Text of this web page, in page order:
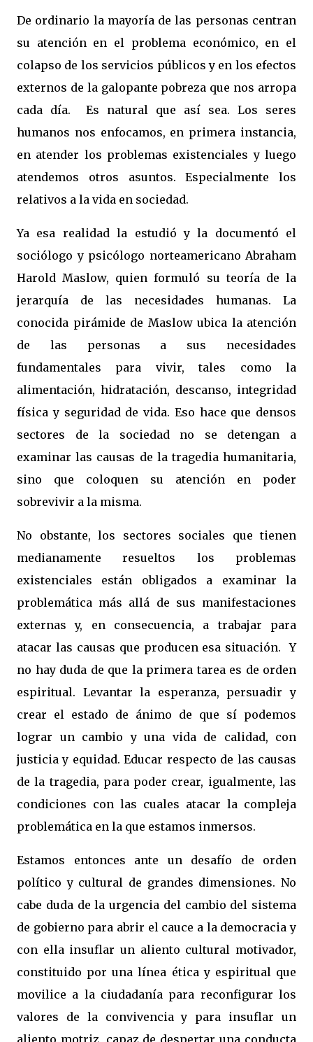
De ordinario la mayoría de las personas centran
su atención en el problema económico, en el
colapso de los servicios públicos y en los efectos
externos de la galopante pobreza que nos arropa
cada día. Es natural que así sea. Los seres
humanos nos enfocamos, en primera instancia,
en atender los problemas existenciales y luego
atendemos otros asuntos. Especialmente los
relativos a la vida en sociedad.
Ya esa realidad la estudió y la documentó el
sociólogo y psicólogo norteamericano Abraham
Harold Maslow, quien formuló su teoría de la
jerarquía de las necesidades humanas. La
conocida pirámide de Maslow ubica la atención
de las personas a sus necesidades
fundamentales para vivir, tales como la
alimentación, hidratación, descanso, integridad
física y seguridad de vida. Eso hace que densos
sectores de la sociedad no se detengan a
examinar las causas de la tragedia humanitaria,
sino que coloquen su atención en poder
sobrevivir a la misma.
No obstante, los sectores sociales que tienen
medianamente resueltos los problemas
existenciales están obligados a examinar la
problemática más allá de sus manifestaciones
externas y, en consecuencia, a trabajar para
atacar las causas que producen esa situación. Y
no hay duda de que la primera tarea es de orden
espiritual. Levantar la esperanza, persuadir y
crear el estado de ánimo de que sí podemos
lograr un cambio y una vida de calidad, con
justicia y equidad. Educar respecto de las causas
de la tragedia, para poder crear, igualmente, las
condiciones con las cuales atacar la compleja
problemática en la que estamos inmersos.
Estamos entonces ante un desafío de orden
político y cultural de grandes dimensiones. No
cabe duda de la urgencia del cambio del sistema
de gobierno para abrir el cauce a la democracia y
con ella insuflar un aliento cultural motivador,
constituido por una línea ética y espiritual que
movilice a la ciudadanía para reconfigurar los
valores de la convivencia y para insuflar un
aliento motriz, capaz de despertar una conducta